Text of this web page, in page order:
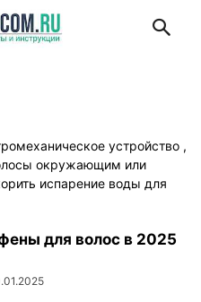
устройство ,
окружающим или
испарение воды для
для волос в 2025